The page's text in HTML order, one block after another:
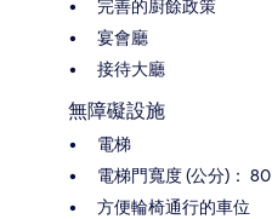
完善的廚餘政策
宴會廳
接待大廳
無障礙設施
電梯
電梯門寬度 (公分)： 80
方便輪椅通行的車位